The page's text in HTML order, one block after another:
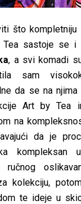
što kompletniju
Tea sastoje se i
, a svi komadi
sam
da se na
Art by Tea
na
da je
kompleksan
kolekciju,
te ideje u